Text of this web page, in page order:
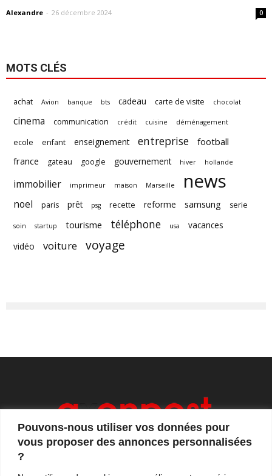
Pouvons-nous utiliser vos données pour
vous proposer des annonces personnalisées
?
Alexandre - 26 décembre 2024 0
MOTS CLÉS
achat Avion banque bts cadeau carte de visite chocolat
cinema communication crédit cuisine déménagement
ecole enfant enseignement entreprise
football
france
gateau google gouvernement hiver hollande
immobilier imprimeur maison Marseille news
noel paris prêt psg recette reforme samsung serie
soin startup tourisme téléphone usa
vacances
vidéo
voiture voyage